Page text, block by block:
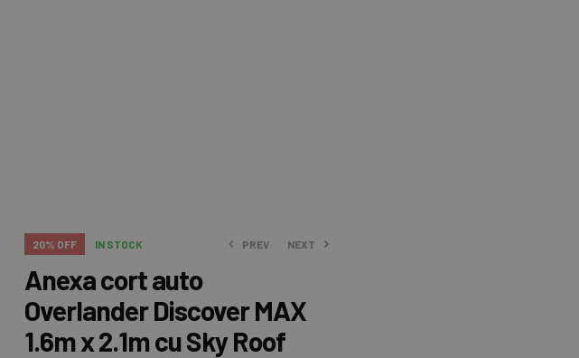
20% OFF IN STOCK PREV
2.460 lei
1.968lei
NEXT
1.260 lei
1.008lei
Anexa cort auto
Overlander Discover MAX
1.6m x 2.1m cu Sky Roof